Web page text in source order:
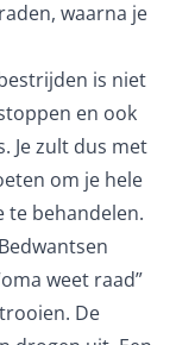
waarna je
is niet
en ook
Je zult dus met
om je hele
te behandelen.
Bedwantsen
weet raad”
De